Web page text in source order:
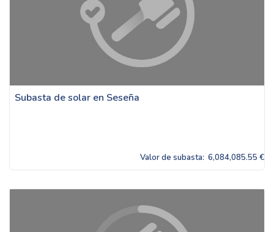
Subasta de solar en Seseña
Valor de subasta: 6,084,085.55 €